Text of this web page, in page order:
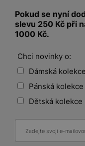
Pokud se nyní
slevu 250 Kč při
1000 Kč.
Chci novinky o:
Dámská kolekce
Pánská kolekce
Dětská kolekce